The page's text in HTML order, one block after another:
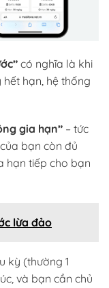
có nghĩa là khi
hạn, hệ thống
gia hạn” – tức
bạn còn đủ
hạn tiếp cho bạn
lừa đảo
kỳ (thường 1
và bạn cần chủ